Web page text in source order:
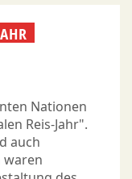
Nationen
Reis-Jahr".
auch